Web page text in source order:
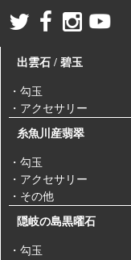
出雲石 / 碧玉
・勾玉
・アクセサリー
糸魚川産翡翠
・勾玉
・アクセサリー
・その他
隠岐の島黒曜石
・勾玉